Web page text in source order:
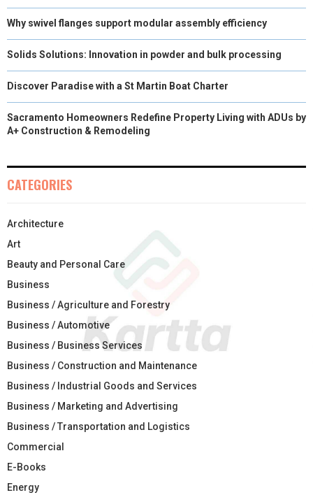
Why swivel flanges support modular assembly efficiency
Solids Solutions: Innovation in powder and bulk processing
Discover Paradise with a St Martin Boat Charter
Sacramento Homeowners Redefine Property Living with ADUs by
A+ Construction & Remodeling
CATEGORIES
Architecture
Art
Beauty and Personal Care
Business
Business / Agriculture and Forestry
Business / Automotive
Business / Business Services
Business / Construction and Maintenance
Business / Industrial Goods and Services
Business / Marketing and Advertising
Business / Transportation and Logistics
Commercial
E-Books
Energy